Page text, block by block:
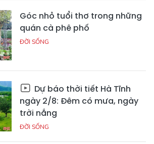
Góc nhỏ tuổi thơ trong những
quán cà phê phố
ĐỜI SỐNG
Dự báo thời tiết Hà Tĩnh
ngày 2/8: Đêm có mưa, ngày
trời nắng
ĐỜI SỐNG